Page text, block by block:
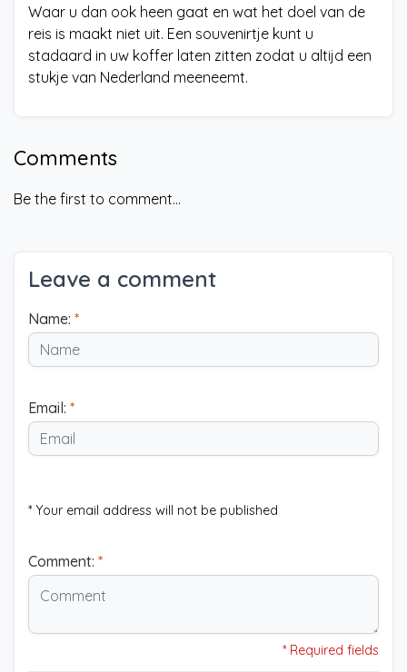
Waar u dan ook heen gaat en wat het doel van de
reis is maakt niet uit. Een souvenirtje kunt u
stadaard in uw koffer laten zitten zodat u altijd een
stukje van Nederland meeneemt.
Comments
Be the first to comment...
Leave a comment
Name: *
Email: *
* Your email address will not be published
Comment: *
* Required fields